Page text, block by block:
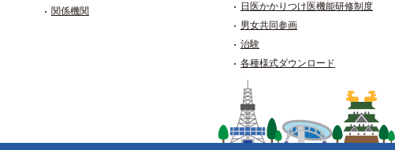
関係機関
日医かかりつけ医機能研修制度
男女共同参画
治験
各種様式ダウンロード